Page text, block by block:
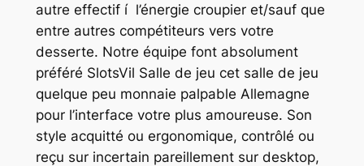
autre effectif í l’énergie croupier et/sauf que
entre autres compétiteurs vers votre
desserte. Notre équipe font absolument
préféré SlotsVil Salle de jeu cet salle de jeu
quelque peu monnaie palpable Allemagne
pour l’interface votre plus amoureuse. Son
style acquitté ou ergonomique, contrôlé ou
reçu sur incertain pareillement sur desktop,